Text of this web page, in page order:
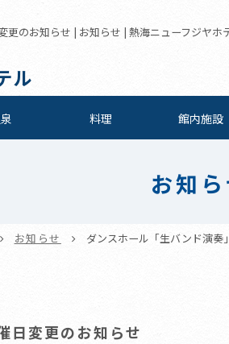
のお知らせ | お知らせ | 熱海ニューフジヤホ
ル
料理 館内施設
お知ら
お知らせ ダンスホール「生バンド演奏
日変更のお知らせ